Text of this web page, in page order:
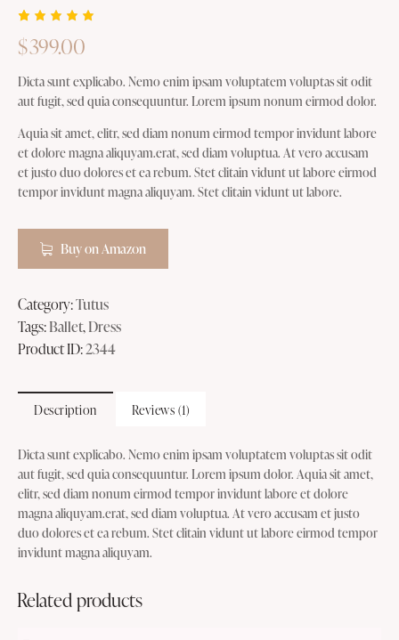
5.00out
of 5
on
custome
r rating
$399.00
Dicta sunt explicabo. Nemo enim ipsam voluptatem voluptas sit odit
aut fugit, sed quia consequuntur. Lorem ipsum nonum eirmod dolor.
Aquia sit amet, elitr, sed diam nonum eirmod tempor invidunt labore
et dolore magna aliquyam.erat, sed diam voluptua. At vero accusam
et justo duo dolores et ea rebum. Stet clitain vidunt ut labore eirmod
tempor invidunt magna aliquyam. Stet clitain vidunt ut labore.
Buy on Amazon
Category:Tutus
Tags:Ballet,Dress
Product ID:2344
Description Reviews (1)
Dicta sunt explicabo. Nemo enim ipsam voluptatem voluptas sit odit
aut fugit, sed quia consequuntur. Lorem ipsum dolor. Aquia sit amet,
elitr, sed diam nonum eirmod tempor invidunt labore et dolore
magna aliquyam.erat, sed diam voluptua. At vero accusam et justo
duo dolores et ea rebum. Stet clitain vidunt ut labore eirmod tempor
invidunt magna aliquyam.
Related products